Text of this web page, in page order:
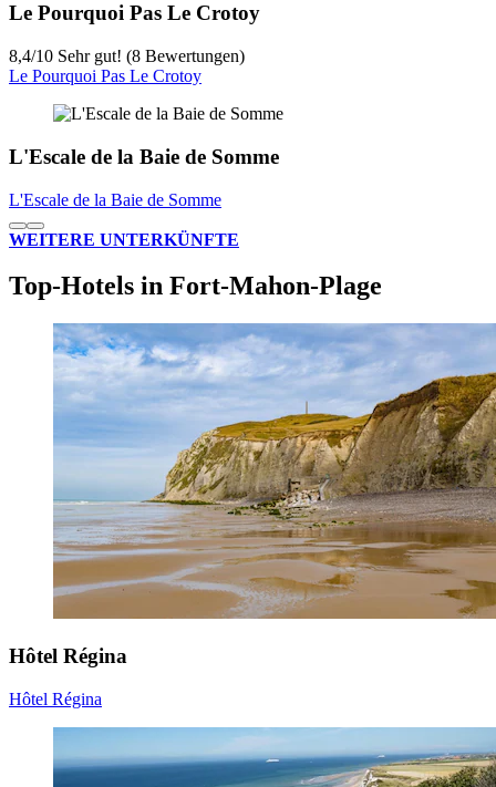
Le Pourquoi Pas Le Crotoy
8,4/10 Sehr gut! (8 Bewertungen)
Le Pourquoi Pas Le Crotoy
L'Escale de la Baie de Somme
L'Escale de la Baie de Somme
WEITERE UNTERKÜNFTE
Top-Hotels in Fort-Mahon-Plage
Hôtel Régina
Hôtel Régina